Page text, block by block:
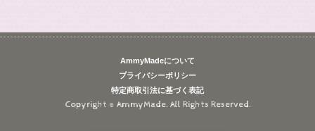
AmmyMadeについて
プライバシーポリシー
特定商取引法に基づく表記
Copyright © AmmyMade. All Rights Reserved.